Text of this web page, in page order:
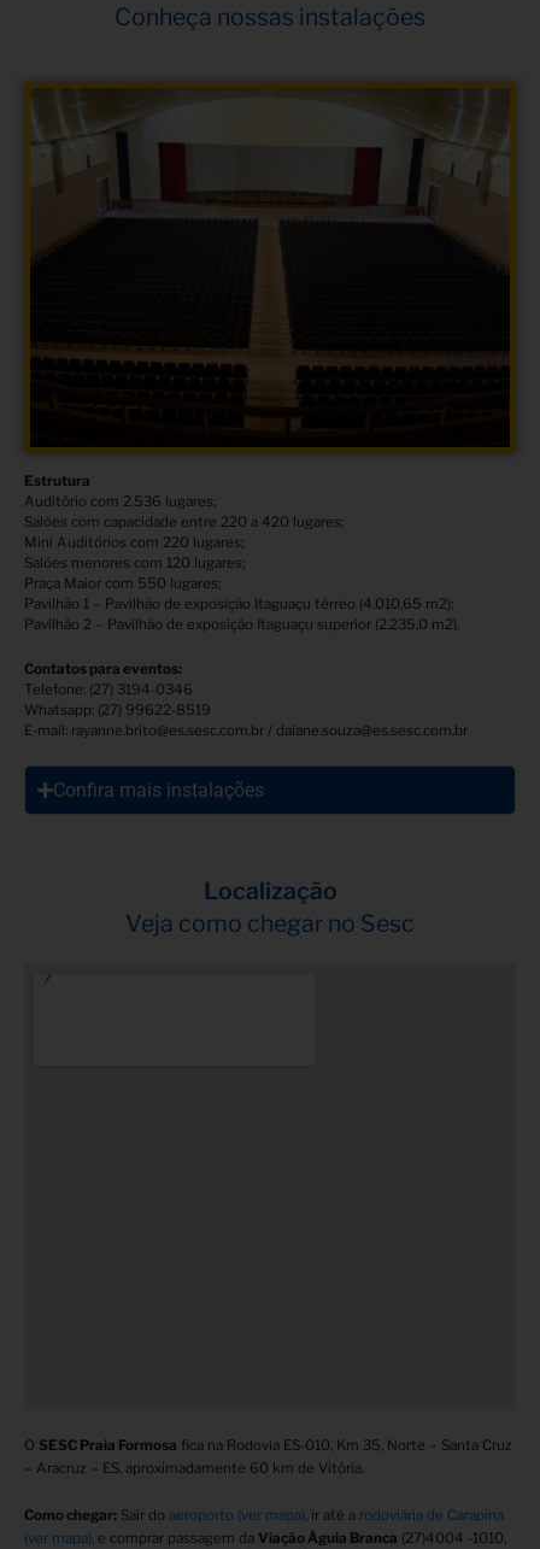
Conheça nossas instalações
Estrutura
Auditório com 2.536 lugares;
Salões com capacidade entre 220 a 420 lugares;
Mini Auditórios com 220 lugares;
Salões menores com 120 lugares;
Praça Maior com 550 lugares;
Pavilhão 1 – Pavilhão de exposição Itaguaçu térreo (4.010,65 m2);
Pavilhão 2 – Pavilhão de exposição Itaguaçu superior (2.235,0 m2).
Contatos para eventos:
Telefone: (27) 3194-0346
Whatsapp: (27) 99622-8519
E-mail: rayanne.brito@es.sesc.com.br / daiane.souza@es.sesc.com.br
Confira mais instalações
Localização
Veja como chegar no Sesc
O SESC Praia Formosa fica na Rodovia ES-010, Km 35, Norte – Santa Cruz
– Aracruz – ES, aproximadamente 60 km de Vitória.
Como chegar: Sair do aeroporto (ver mapa), ir até a rodoviária de Carapina
(ver mapa), e comprar passagem da Viação Águia Branca (27)4004 -1010,